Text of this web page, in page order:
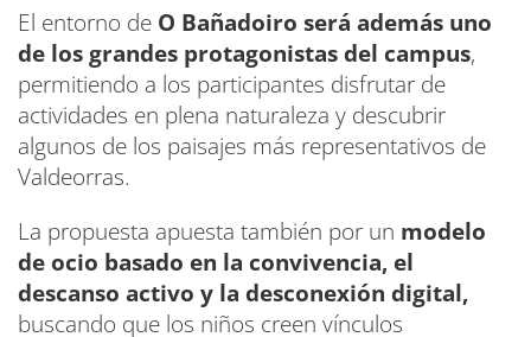
El entorno de O Bañadoiro será además uno
de los grandes protagonistas del campus,
permitiendo a los participantes disfrutar de
actividades en plena naturaleza y descubrir
algunos de los paisajes más representativos de
Valdeorras.
La propuesta apuesta también por un modelo
de ocio basado en la convivencia, el
descanso activo y la desconexión digital,
buscando que los niños creen vínculos